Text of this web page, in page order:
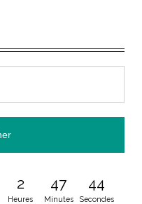
2
Heures
47
Minutes
44
Secondes